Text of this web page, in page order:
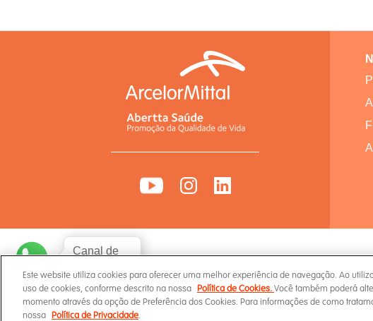
Termos de Uso Política de
Canal de
Este website utiliza cookies para oferecer uma melhor experiência de navegação. Ao
uso de cookies, conforme descrito na nossa Política de Cookies.Você também poderá
momento através da opção de Preferência dos Cookies. Para informações de como
nossa Política de Privacidade.